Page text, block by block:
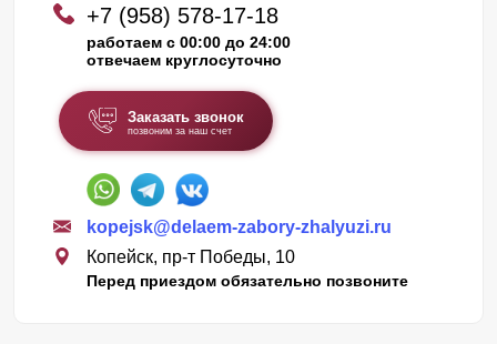
+7 (958) 578-17-18
работаем с 00:00 до 24:00
отвечаем круглосуточно
Заказать звонок
позвоним за наш счет
kopejsk@delaem-zabory-zhalyuzi.ru
Копейск, пр-т Победы, 10
Перед приездом обязательно позвоните